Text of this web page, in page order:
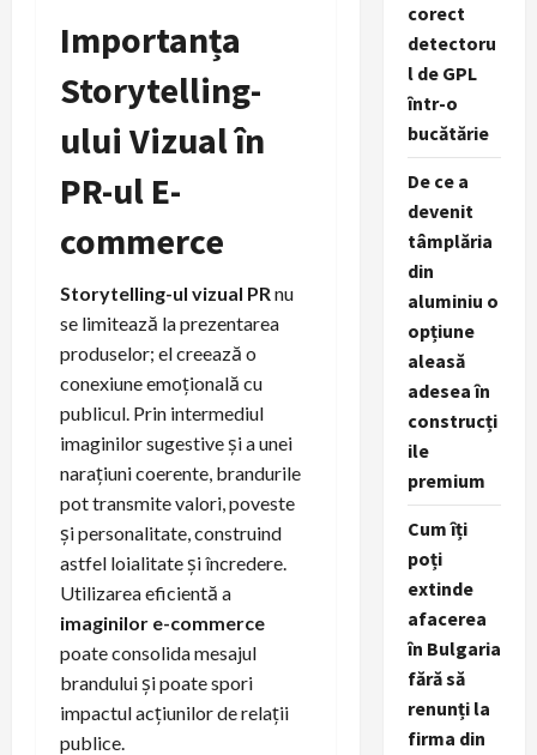
Importanța
Storytelling-
ului Vizual în
PR-ul E-
commerce
Storytelling-ul vizual PR nu
se limitează la prezentarea
produselor; el creează o
conexiune emoțională cu
publicul. Prin intermediul
imaginilor sugestive și a unei
narațiuni coerente, brandurile
pot transmite valori, poveste
și personalitate, construind
astfel loialitate și încredere.
Utilizarea eficientă a
imaginilor e-commerce
poate consolida mesajul
brandului și poate spori
impactul acțiunilor de relații
publice.
corect
detectoru
l de GPL
într-o
bucătărie
De ce a
devenit
tâmplăria
din
aluminiu o
opțiune
aleasă
adesea în
construcți
ile
premium
Cum îți
poți
extinde
afacerea
în Bulgaria
fără să
renunți la
firma din